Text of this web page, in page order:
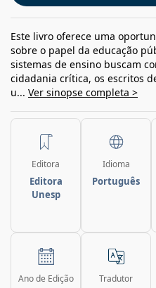
Este livro oferece uma
sobre o papel da educação
sistemas de ensino buscam
cidadania crítica, os escritos
u... Ver sinopse completa >
Editora
Editora
Unesp
Idioma
Português
Ano de Edição Tradutor